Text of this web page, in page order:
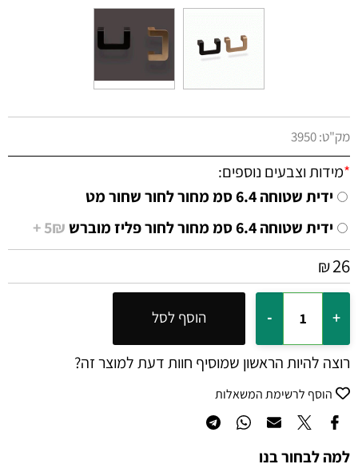
מק"ט:3950
*מידות וצבעים נוספים:
ידית שטוחה 6.4 סמ מחור לחור שחור מט
ידית שטוחה 6.4 סמ מחור לחור פליז מוברש
5₪ +
₪26
הוסף לסל
רוצה להיות הראשון שמוסיף חוות דעת למוצר זה?
הוסף לרשימת המשאלות
למה לבחור בנו